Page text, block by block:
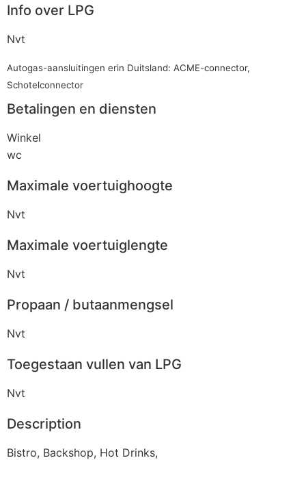
Info over LPG
Nvt
Autogas-aansluitingen erin Duitsland: ACME-connector,
Schotelconnector
Betalingen en diensten
Winkel
wc
Maximale voertuighoogte
Nvt
Maximale voertuiglengte
Nvt
Propaan / butaanmengsel
Nvt
Toegestaan vullen van LPG
Nvt
Description
Bistro, Backshop, Hot Drinks,